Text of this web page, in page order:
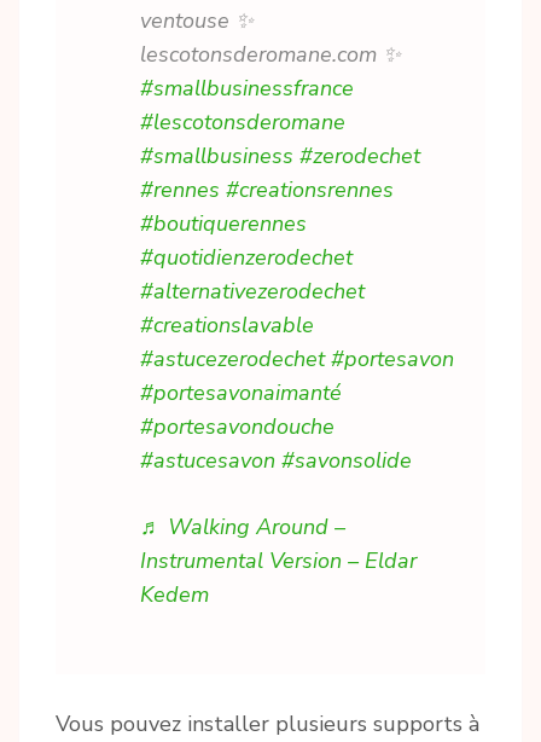
ventouse ✨
lescotonsderomane.com ✨
#smallbusinessfrance
#lescotonsderomane
#smallbusiness #zerodechet
#rennes #creationsrennes
#boutiquerennes
#quotidienzerodechet
#alternativezerodechet
#creationslavable
#astucezerodechet #portesavon
#portesavonaimanté
#portesavondouche
#astucesavon #savonsolide
♬ Walking Around –
Instrumental Version – Eldar
Kedem
Vous pouvez installer plusieurs supports à